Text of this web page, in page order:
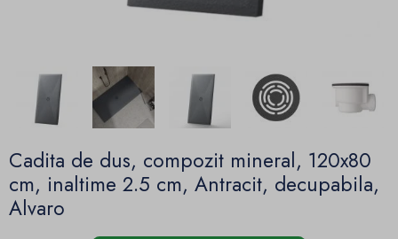
Cadita de dus, compozit mineral, 120x80
cm, inaltime 2.5 cm, Antracit, decupabila,
Alvaro